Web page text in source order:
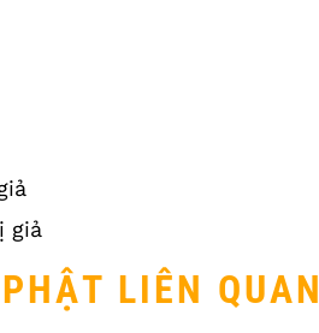
giả
LIÊN QUAN